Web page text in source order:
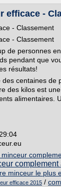
efficace -
- Classement
- Classement
de personnes
pendant que
résultats!
centaines de
des kilos est
alimentaires.
minceur
minceur le plus
efficace 2015 /